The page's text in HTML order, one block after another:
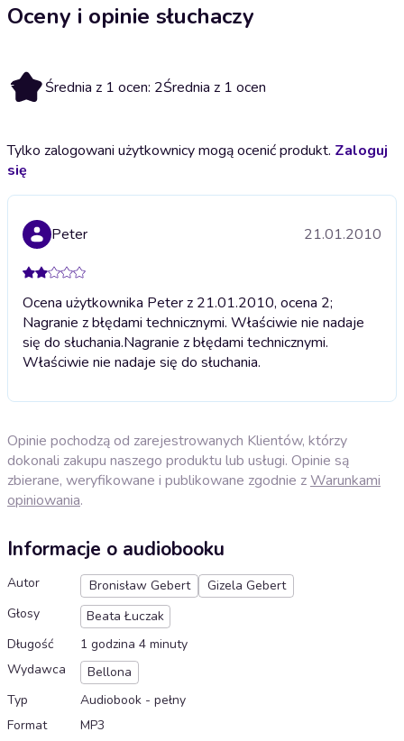
Oceny i opinie słuchaczy
2 Średnia z 1 ocen: 2Średnia z 1 ocen
Tylko zalogowani użytkownicy mogą ocenić produkt. Zaloguj
się
Peter 21.01.2010
Ocena użytkownika Peter z 21.01.2010, ocena 2;
Nagranie z błędami technicznymi. Właściwie nie nadaje
się do słuchania.Nagranie z błędami technicznymi.
Właściwie nie nadaje się do słuchania.
Opinie pochodzą od zarejestrowanych Klientów, którzy
dokonali zakupu naszego produktu lub usługi. Opinie są
zbierane, weryfikowane i publikowane zgodnie zWarunkami
opiniowania.
Informacje o audiobooku
Autor Bronisław Gebert
Gizela Gebert
Głosy
Beata Łuczak
Długość
1 godzina 4 minuty
Wydawca
Bellona
Typ
Audiobook - pełny
Format
MP3